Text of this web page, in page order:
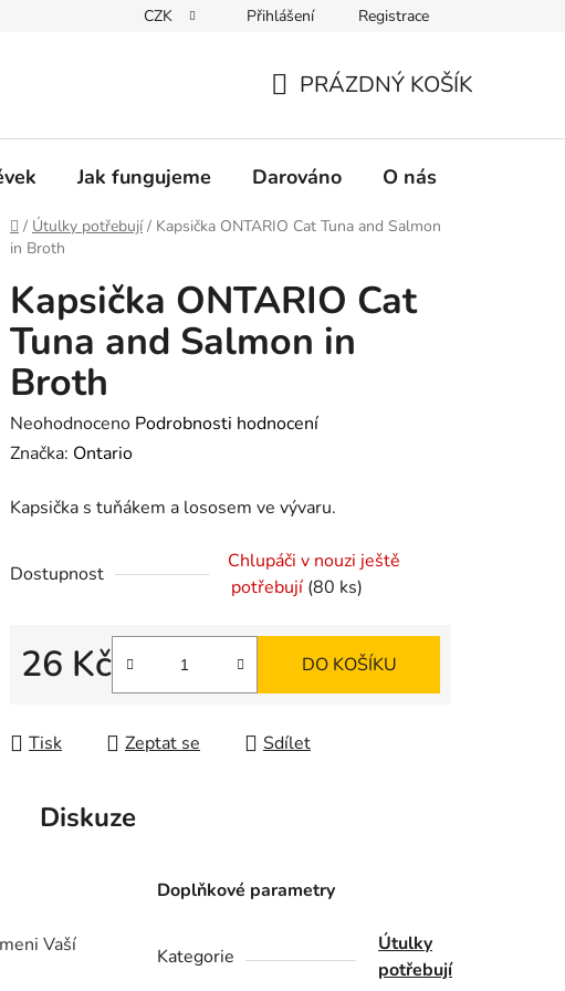
CZK Přihlášení Registrace
KOŠÍK
PRÁZDNÝ KOŠÍK
Jak fungujeme Darováno O nás
Domů
/ Útulky potřebují / Kapsička ONTARIO Cat Tuna and Salmon
in Broth
Kapsička ONTARIO Cat
Tuna and Salmon in
Broth
Průměrné
hodnocení
je
z
Neohodnoceno Podrobnosti hodnocení
Značka: Ontario
Kapsička s tuňákem a lososem ve vývaru.
Dostupnost
Chlupáči v nouzi ještě
potřebují (80 ks)
26 Kč
Měrná cena:
DO KOŠÍKU
Tisk Zeptat se Sdílet
Diskuze
Vaší
Doplňkové parametry
Kategorie
Útulky
potřebují